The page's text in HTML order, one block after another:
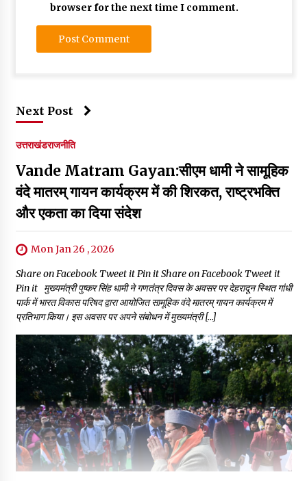
browser for the next time I comment.
Next Post
उत्तराखंडराजनीति
Vande Matram Gayan:सीएम धामी ने सामूहिक
वंदे मातरम् गायन कार्यक्रम में की शिरकत, राष्ट्रभक्ति
और एकता का दिया संदेश
Mon Jan 26 , 2026
Share on Facebook Tweet it Pin it Share on Facebook Tweet it
Pin it मुख्यमंत्री पुष्कर सिंह धामी ने गणतंत्र दिवस के अवसर पर देहरादून स्थित गांधी
पार्क में भारत विकास परिषद द्वारा आयोजित सामूहिक वंदे मातरम् गायन कार्यक्रम में
प्रतिभाग किया। इस अवसर पर अपने संबोधन में मुख्यमंत्री […]